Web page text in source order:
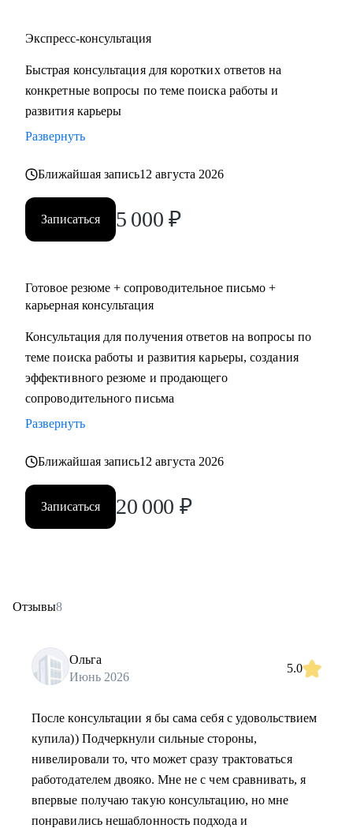
Экспресс-консультация
Быстрая консультация для коротких ответов на
конкретные вопросы по теме поиска работы и
развития карьеры
Развернуть
Ближайшая запись12 августа 2026
Записаться 5 000 ₽
Готовое резюме + сопроводительное письмо +
карьерная консультация
Консультация для получения ответов на вопросы по
теме поиска работы и развития карьеры, создания
эффективного резюме и продающего
сопроводительного письма
Развернуть
Ближайшая запись12 августа 2026
Записаться 20 000 ₽
Отзывы8
Ольга
Июнь 2026
5.0
После консультации я бы сама себя с удовольствием
купила)) Подчеркнули сильные стороны,
нивелировали то, что может сразу трактоваться
работодателем двояко. Мне не с чем сравнивать, я
впервые получаю такую консультацию, но мне
понравились нешаблонность подхода и